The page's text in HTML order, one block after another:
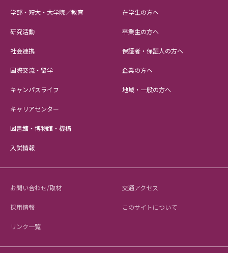
学部・短大・大学院／教育
研究活動
社会連携
国際交流・留学
キャンパスライフ
キャリアセンター
図書館・博物館・機構
入試情報
在学生の方へ
卒業生の方へ
保護者・保証人の方へ
企業の方へ
地域・一般の方へ
お問い合わせ/取材 交通アクセス
採用情報 このサイトについて
リンク一覧